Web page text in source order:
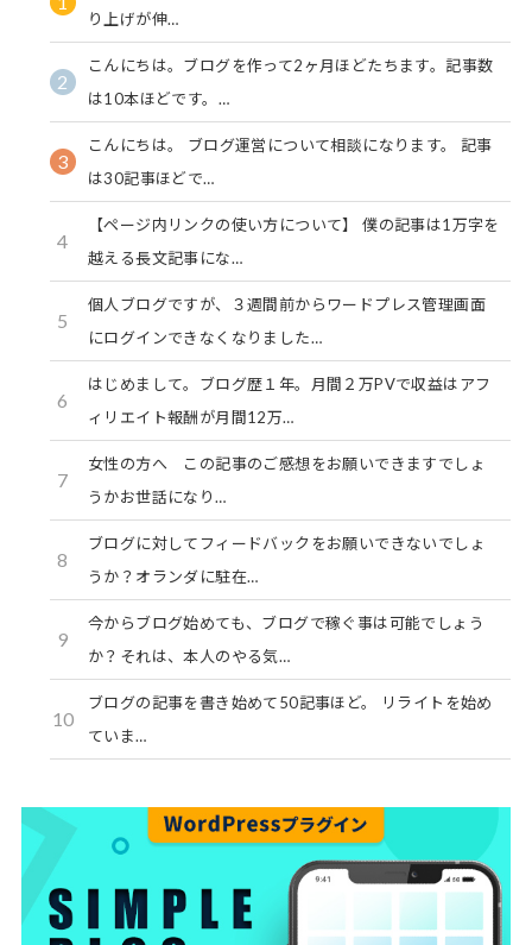
り上げが伸…
2
こんにちは。ブログを作って2ヶ月ほどたちます。記事数
は10本ほどです。…
3
こんにちは。 ブログ運営について相談になります。 記事
は30記事ほどで…
4
【ページ内リンクの使い方について】 僕の記事は1万字を
越える長文記事にな…
5
個人ブログですが、３週間前からワードプレス管理画面
にログインできなくなりました…
6
はじめまして。ブログ歴１年。月間２万PVで収益はアフ
ィリエイト報酬が月間12万…
7
女性の方へ この記事のご感想をお願いできますでしょ
うかお世話になり…
8
ブログに対してフィードバックをお願いできないでしょ
うか？オランダに駐在…
9
今からブログ始めても、ブログで稼ぐ事は可能でしょう
か？それは、本人のやる気…
10
ブログの記事を書き始めて50記事ほど。 リライトを始め
ていま…